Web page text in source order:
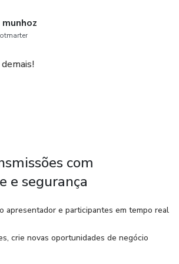
com
e segurança
apresentador e participantes em tempo real
crie novas oportunidades de negócio